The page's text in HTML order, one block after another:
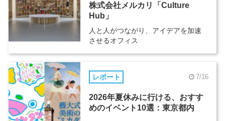
株式会社メルカリ「Culture
Hub」
人と人がつながり、アイデアを加速
させるオフィス
レポート 7/16
2026年夏休みに行ける、おすす
めのイベント10選：東京都内